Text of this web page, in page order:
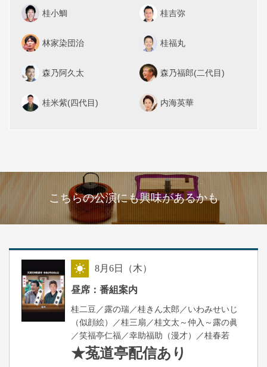
桂小鯛 桂吉弥
林家染団治 桂福丸
森乃阿久太 森乃福郎(二代目)
桂米紫(四代目) 内海英華
こちらの公演にも興味があるかも
8月6日（木）
昼席：番組案内
桂二豆／露の瑞／桂きん太郎／いわみせいじ
（似顔絵）／桂三扇／桂文太～仲入～露の眞
／笑福亭仁福／幸助福助（漫才）／桂春若
★菟道亭配信あり